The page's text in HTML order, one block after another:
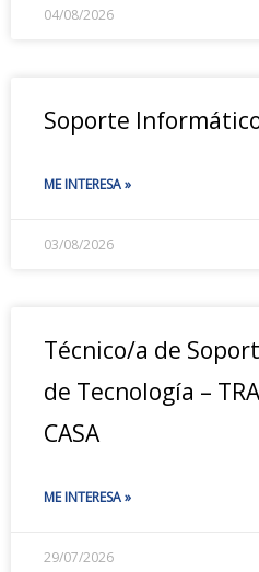
04/08/2026
Soporte
ME INTERESA »
03/08/2026
Técnico/a de
de Tecnología –
CASA
ME INTERESA »
29/07/2026